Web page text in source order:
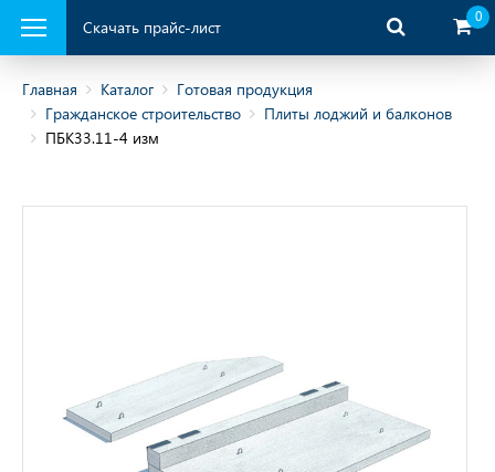
Скачать прайс-лист
0
Главная Каталог
Готовая продукция
Гражданское строительство
Плиты лоджий и балконов
ПБК33.11-4 изм